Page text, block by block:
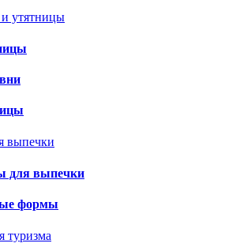
утятницы
выпечки
для выпечки
формы
туризма